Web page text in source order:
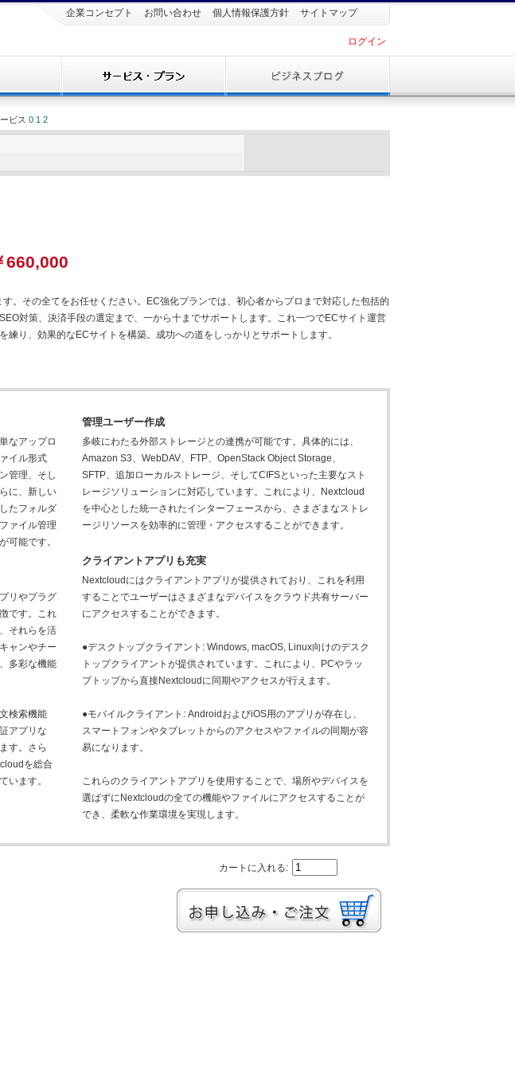
企業コンセプト お問い合わせ 個人情報保護方針 サイトマップ
ログイン
ービス0 1 2
660,000
。その全てをお任せください。EC強化プランでは、初心者からプロまで対応した包括的
対策、決済手段の選定まで、一から十までサポートします。これ一つでECサイト運営
り、効果的なECサイトを構築。成功への道をしっかりとサポートします。
なアップロ
イル形式
管理、そし
に、新しい
たフォルダ
ァイル管理
可能です。
リやプラグ
です。これ
それらを活
ャンやチー
多彩な機能
検索機能
アプリな
す。さら
を総合
います。
管理ユーザー作成
多岐にわたる外部ストレージとの連携が可能です。具体的には、
Amazon S3、WebDAV、FTP、OpenStack Object Storage、
SFTP、追加ローカルストレージ、そしてCIFSといった主要なスト
レージソリューションに対応しています。これにより、Nextcloud
を中心とした統一されたインターフェースから、さまざまなストレ
ージリソースを効率的に管理・アクセスすることができます。
クライアントアプリも充実
Nextcloudにはクライアントアプリが提供されており、これを利用
することでユーザーはさまざまなデバイスをクラウド共有サーバー
にアクセスすることができます。
●デスクトップクライアント: Windows, macOS, Linux向けのデスク
トップクライアントが提供されています。これにより、PCやラッ
プトップから直接Nextcloudに同期やアクセスが行えます。
●モバイルクライアント: AndroidおよびiOS用のアプリが存在し、
スマートフォンやタブレットからのアクセスやファイルの同期が容
易になります。
これらのクライアントアプリを使用することで、場所やデバイスを
選ばずにNextcloudの全ての機能やファイルにアクセスすることが
でき、柔軟な作業環境を実現します。
カートに入れる: